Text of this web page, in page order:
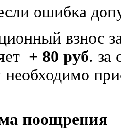
ошибка
взнос
+ 80 руб. за
необходимо
поощрения